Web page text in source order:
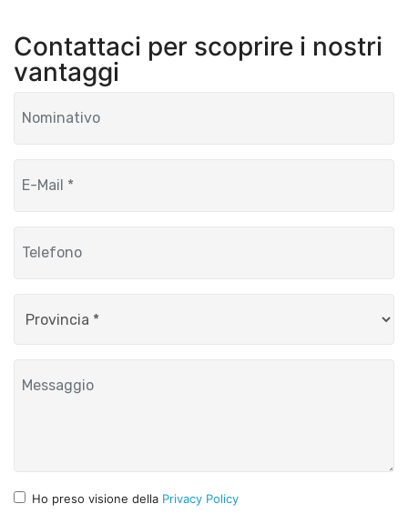
Contattaci per scoprire i nostri
vantaggi
Ho preso visione della Privacy Policy